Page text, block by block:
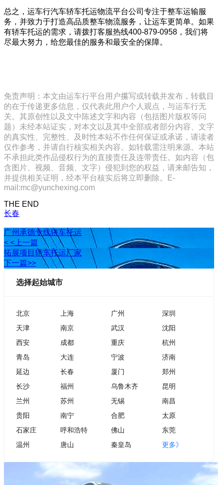
总之，运车行汽车轿车托运物流平台公司专注于整车运输服
务，并致力于打造高品质整车物流服务，让运车更简单。如果
有轿车托运的需求，请拨打客服热线400-879-0958，我们将
尽最大努力，给您最佳的服务和最安全的保障。
免责声明：本文由运车行平台用户攥写或转载并发布，转载目
的在于传递更多信息，仅代表此用户个人观点，与运车行无
关。其原创性以及文中陈述文字和内容（包括图片版权等问
题）未经本站证实，对本文以及其中全部或者部分内容、文字
的真实性、完整性、及时性本站不作任何保证或承诺，请读者
仅作参考，并请自行核实相关内容。如转载需注明来源。本站
不承担此类作品侵权行为的直接责任及连带责任。如内容（包
含图片、视频、音频、文字）侵犯到您的权益，请来邮告知，
并提供相关证明，经本平台核实后将立即删除。E-
mail:mc@yunchexing.com
THE END
长春
广州承德专线轿车托运
< <上一篇
拓展项目轿车托运厂家
下一篇>>
选择起始城市
北京 上海 广州
深圳
天津
南京 武汉
沈阳
西安
成都 重庆
杭州
青岛
大连 宁波
济南
延边
长春 厦门
郑州
长沙
福州 乌鲁木齐
昆明
兰州
苏州 无锡
南昌
贵阳
南宁 合肥
太原
石家庄
呼和浩特 佛山
东莞
温州
唐山 秦皇岛 更多》